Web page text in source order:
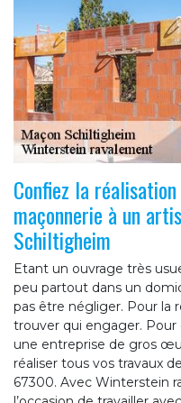
Confiez la
maçonnerie à un
Schiltigheim
Etant un ouvrage très
peu partout dans un
pas être négliger. Pour la
trouver qui engager.
une entreprise de gros
réaliser tous vos travaux
67300. Avec Winterstein